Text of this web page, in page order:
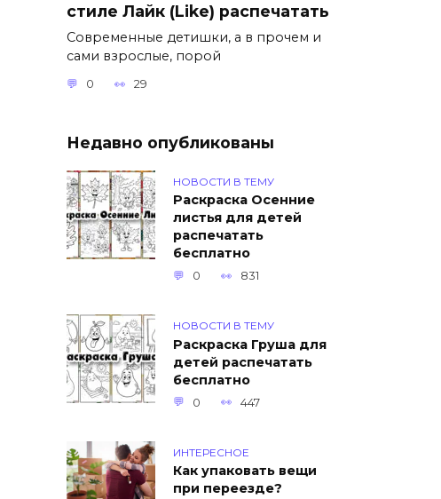
стиле Лайк (Like) распечатать
Современные детишки, а в прочем и
сами взрослые, порой
0 29
Недавно опубликованы
НОВОСТИ В ТЕМУ
Раскраска Осенние
листья для детей
распечатать
бесплатно
0 831
НОВОСТИ В ТЕМУ
Раскраска Груша для
детей распечатать
бесплатно
0 447
ИНТЕРЕСНОЕ
Как упаковать вещи
при переезде?